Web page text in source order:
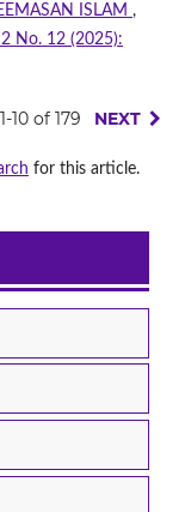
ISLAM ,
No. 12 (2025):
1-10 of 179 NEXT
for this article.